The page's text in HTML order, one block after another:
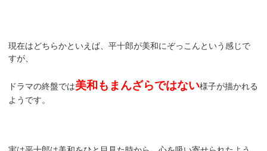
現在はどちらかといえば、平十郎が美和にぞっこんという感じで
すが、
ドラマの終盤では美和もまんざらではない様子が描かれる
ようです。